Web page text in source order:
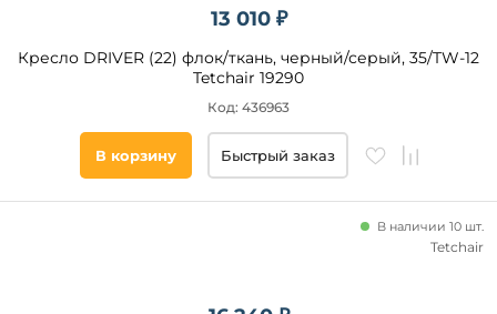
13 010 ₽
Кресло DRIVER (22) флок/ткань, черный/серый, 35/TW-12
Tetchair 19290
Код: 436963
В корзину Быстрый заказ
В наличии 10 шт.
Tetchair